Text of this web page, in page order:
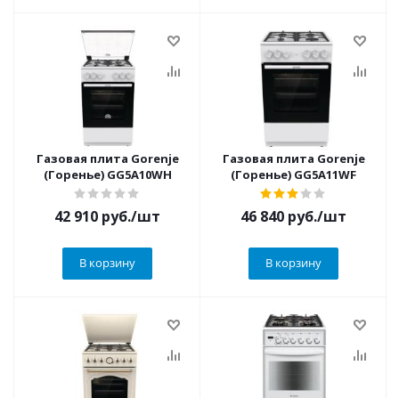
Газовая плита Gorenje
(Горенье) GG5A10WH
42 910 руб./шт
В корзину
Газовая плита Gorenje
(Горенье) GG5A11WF
46 840 руб./шт
В корзину